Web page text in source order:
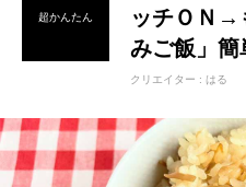
超かんたん
ッチＯＮ→
みご飯」簡
クリエイター : はる